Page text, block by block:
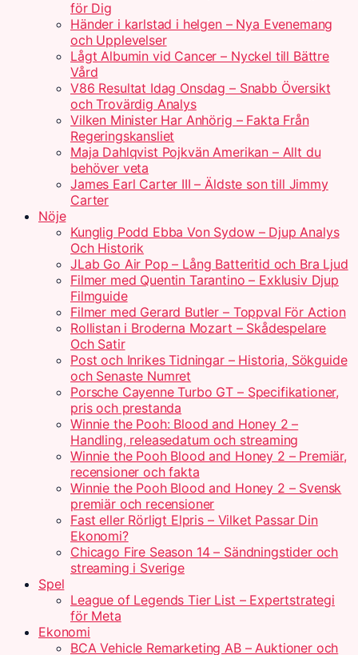
för Dig
Händer i karlstad i helgen – Nya Evenemang
och Upplevelser
Lågt Albumin vid Cancer – Nyckel till Bättre
Vård
V86 Resultat Idag Onsdag – Snabb Översikt
och Trovärdig Analys
Vilken Minister Har Anhörig – Fakta Från
Regeringskansliet
Maja Dahlqvist Pojkvän Amerikan – Allt du
behöver veta
James Earl Carter III – Äldste son till Jimmy
Carter
Nöje
Kunglig Podd Ebba Von Sydow – Djup Analys
Och Historik
JLab Go Air Pop – Lång Batteritid och Bra Ljud
Filmer med Quentin Tarantino – Exklusiv Djup
Filmguide
Filmer med Gerard Butler – Toppval För Action
Rollistan i Broderna Mozart – Skådespelare
Och Satir
Post och Inrikes Tidningar – Historia, Sökguide
och Senaste Numret
Porsche Cayenne Turbo GT – Specifikationer,
pris och prestanda
Winnie the Pooh: Blood and Honey 2 –
Handling, releasedatum och streaming
Winnie the Pooh Blood and Honey 2 – Premiär,
recensioner och fakta
Winnie the Pooh Blood and Honey 2 – Svensk
premiär och recensioner
Fast eller Rörligt Elpris – Vilket Passar Din
Ekonomi?
Chicago Fire Season 14 – Sändningstider och
streaming i Sverige
Spel
League of Legends Tier List – Expertstrategi
för Meta
Ekonomi
BCA Vehicle Remarketing AB – Auktioner och